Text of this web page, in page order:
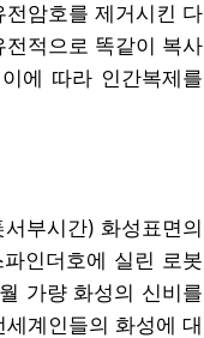
암호를 제거시킨 다
적으로 똑같이 복사
에 따라 인간복제를
부시간) 화성표면의
인더호에 실린 로봇
가량 화성의 신비를
계인들의 화성에 대